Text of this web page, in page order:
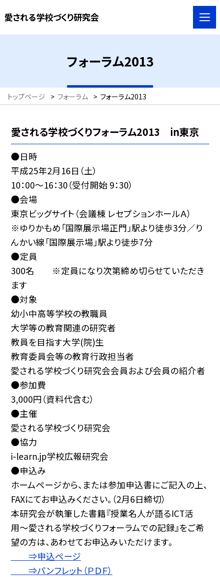
愛される学校づくり研究会
フォーラム2013
トップページ > フォーラム > フォーラム2013
愛される学校づくりフォーラム2013 in東京
●日時
平成25年2月16日（土）
10：00〜16：30（受付開始 9：30）
●会場
東京ビッグサイト（会議棟 レセプションホールＡ）
※ゆりかもめ「国際展示場正門」駅より徒歩3分／り
んかい線「国際展示場」駅より徒歩7分
●定員
300名 ※定員になり次第締め切らせていただき
ます
●対象
幼小中高等学校の教職員
大学等の教育関連の研究者
教員を目指す大学(院)生
教育委員会等の教育行政担当者
愛される学校づくり研究会会員および会員の紹介者
●参加費
3,000円（資料代含む）
●主催
愛される学校づくり研究会
●協力
i-learn.jp学校広報研究会
●申込み
ホームページから、または参加申込書にご記入の上、
FAXにてお申込みください。（2月6日締切）
本研究会が執筆した書籍『授業名人が語るICT活
用〜愛される学校づくりフォーラムでの記録』をご希
望の方は、あわせてお申込みいただけます。
⇒申込ページ
⇒パンフレット（ＰＤＦ）